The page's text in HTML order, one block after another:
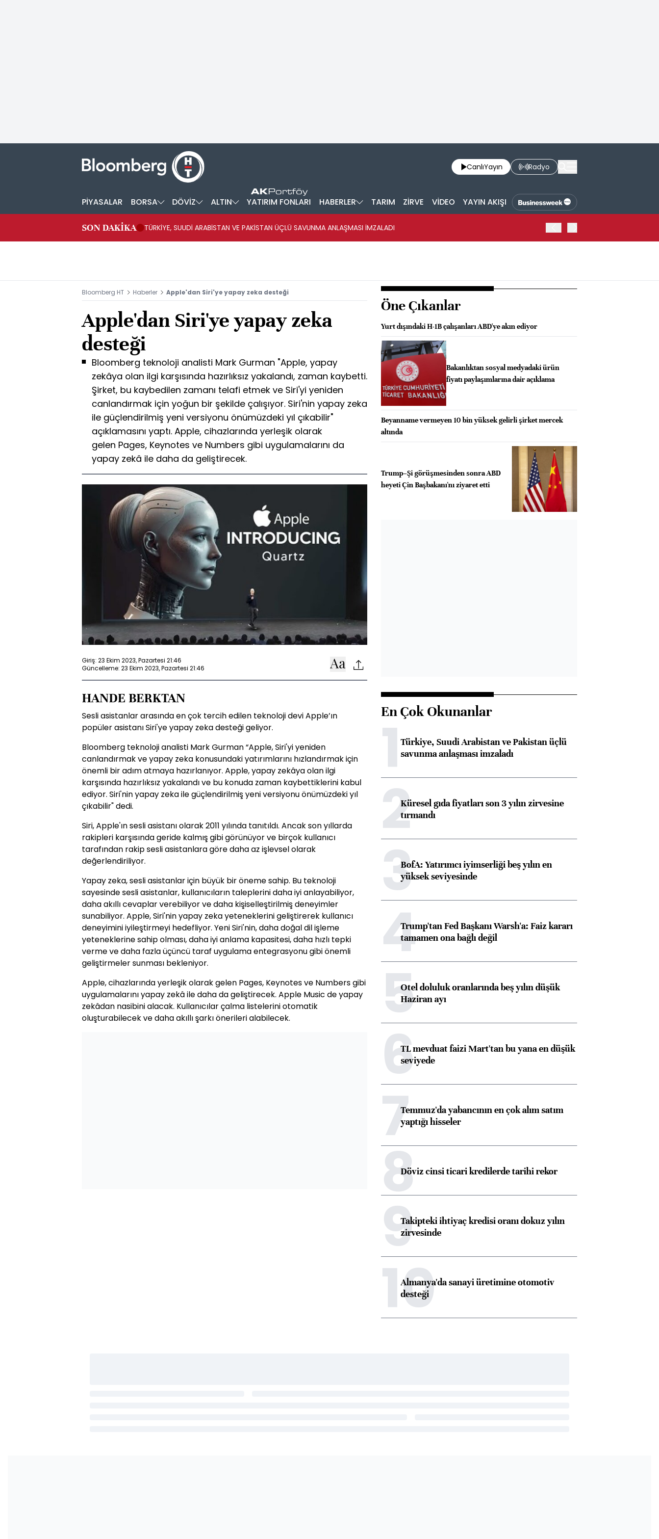
CanlıYayın Radyo
PİYASALAR BORSA DÖVİZ ALTIN YATIRIM FONLARI HABERLER TARIM ZİRVE VİDEO YAYIN AKIŞI
SON DAKİKA TÜRKİYE, SUUDİ ARABİSTAN VE PAKİSTAN ÜÇLÜ SAVUNMA ANLAŞMASI İMZALADI
Bloomberg HT Haberler Apple'dan Siri'ye yapay zeka desteği
Apple'dan Siri'ye yapay zeka
desteği
Bloomberg teknoloji analisti Mark Gurman "Apple, yapay
zekâya olan ilgi karşısında hazırlıksız yakalandı, zaman kaybetti.
Şirket, bu kaybedilen zamanı telafi etmek ve Siri'yi yeniden
canlandırmak için yoğun bir şekilde çalışıyor. Siri'nin yapay zeka
ile güçlendirilmiş yeni versiyonu önümüzdeki yıl çıkabilir"
açıklamasını yaptı. Apple, cihazlarında yerleşik olarak
gelen Pages, Keynotes ve Numbers gibi uygulamalarını da
yapay zekâ ile daha da geliştirecek.
Giriş: 23 Ekim 2023, Pazartesi 21:46
Güncelleme: 23 Ekim 2023, Pazartesi 21:46
HANDE BERKTAN
Sesli asistanlar arasında en çok tercih edilen teknoloji devi Apple’ın
popüler asistanı Siri'ye yapay zeka desteği geliyor.
Bloomberg teknoloji analisti Mark Gurman “Apple, Siri'yi yeniden
canlandırmak ve yapay zeka konusundaki yatırımlarını hızlandırmak için
önemli bir adım atmaya hazırlanıyor. Apple, yapay zekâya olan ilgi
karşısında hazırlıksız yakalandı ve bu konuda zaman kaybettiklerini kabul
ediyor. Siri'nin yapay zeka ile güçlendirilmiş yeni versiyonu önümüzdeki yıl
çıkabilir" dedi.
Siri, Apple'ın sesli asistanı olarak 2011 yılında tanıtıldı. Ancak son yıllarda
rakipleri karşısında geride kalmış gibi görünüyor ve birçok kullanıcı
tarafından rakip sesli asistanlara göre daha az işlevsel olarak
değerlendiriliyor.
Yapay zeka, sesli asistanlar için büyük bir öneme sahip. Bu teknoloji
sayesinde sesli asistanlar, kullanıcıların taleplerini daha iyi anlayabiliyor,
daha akıllı cevaplar verebiliyor ve daha kişiselleştirilmiş deneyimler
sunabiliyor. Apple, Siri'nin yapay zeka yeteneklerini geliştirerek kullanıcı
deneyimini iyileştirmeyi hedefliyor. Yeni Siri'nin, daha doğal dil işleme
yeteneklerine sahip olması, daha iyi anlama kapasitesi, daha hızlı tepki
verme ve daha fazla üçüncü taraf uygulama entegrasyonu gibi önemli
geliştirmeler sunması bekleniyor.
Apple, cihazlarında yerleşik olarak gelen Pages, Keynotes ve Numbers gibi
uygulamalarını yapay zekâ ile daha da geliştirecek. Apple Music de yapay
zekâdan nasibini alacak. Kullanıcılar çalma listelerini otomatik
oluşturabilecek ve daha akıllı şarkı önerileri alabilecek.
Öne Çıkanlar
Yurt dışındaki H-1B çalışanları ABD'ye akın ediyor
Bakanlıktan sosyal medyadaki ürün
fiyatı paylaşımlarına dair açıklama
Beyanname vermeyen 10 bin yüksek gelirli şirket mercek
altında
Trump–Şi görüşmesinden sonra ABD
heyeti Çin Başbakanı'nı ziyaret etti
En Çok Okunanlar
1Türkiye, Suudi Arabistan ve Pakistan üçlü
savunma anlaşması imzaladı
2Küresel gıda fiyatları son 3 yılın zirvesine
tırmandı
3BofA: Yatırımcı iyimserliği beş yılın en
yüksek seviyesinde
4Trump'tan Fed Başkanı Warsh'a: Faiz kararı
tamamen ona bağlı değil
5Otel doluluk oranlarında beş yılın düşük
Haziran ayı
6TL mevduat faizi Mart'tan bu yana en düşük
seviyede
7Temmuz'da yabancının en çok alım satım
yaptığı hisseler
8Döviz cinsi ticari kredilerde tarihi rekor
9Takipteki ihtiyaç kredisi oranı dokuz yılın
zirvesinde
10
Almanya'da sanayi üretimine otomotiv
desteği